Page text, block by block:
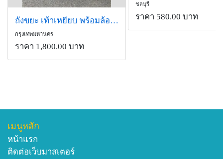
ถังขยะ เท้าเหยียบ พร้อมล้อเข็น 120 ลิตร 108clean.com
กรุงเทพมหานคร
ราคา 1,800.00 บาท
ชลบุรี
ราคา 580.00 บาท
เมนูหลัก
หน้าแรก
ติดต่อเว็บมาสเตอร์